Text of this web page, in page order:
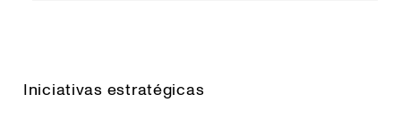
Iniciativas estratégicas